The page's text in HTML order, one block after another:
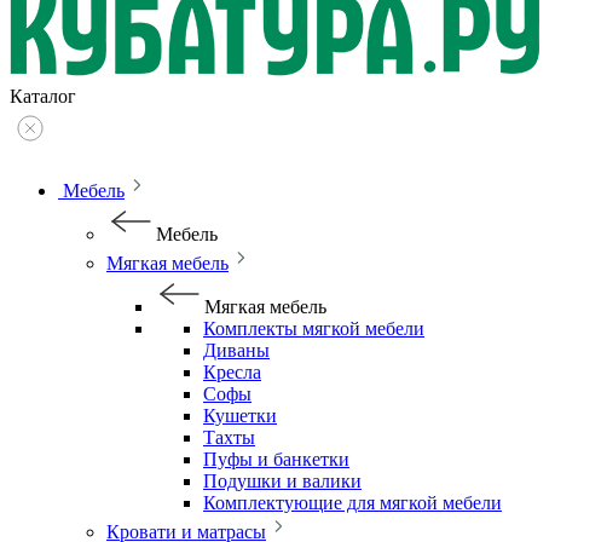
Каталог
Мебель
Мебель
Мягкая мебель
Мягкая мебель
Комплекты мягкой мебели
Диваны
Кресла
Софы
Кушетки
Тахты
Пуфы и банкетки
Подушки и валики
Комплектующие для мягкой мебели
Кровати и матрасы